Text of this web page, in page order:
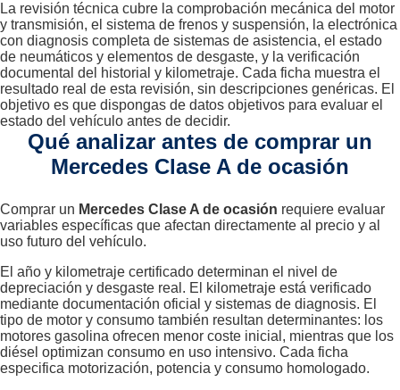
La revisión técnica cubre la comprobación mecánica del motor
y transmisión, el sistema de frenos y suspensión, la electrónica
con diagnosis completa de sistemas de asistencia, el estado
de neumáticos y elementos de desgaste, y la verificación
documental del historial y kilometraje. Cada ficha muestra el
resultado real de esta revisión, sin descripciones genéricas. El
objetivo es que dispongas de datos objetivos para evaluar el
estado del vehículo antes de decidir.
Qué analizar antes de comprar un
Mercedes Clase A de ocasión
Comprar un Mercedes Clase A de ocasión requiere evaluar
variables específicas que afectan directamente al precio y al
uso futuro del vehículo.
El año y kilometraje certificado determinan el nivel de
depreciación y desgaste real. El kilometraje está verificado
mediante documentación oficial y sistemas de diagnosis. El
tipo de motor y consumo también resultan determinantes: los
motores gasolina ofrecen menor coste inicial, mientras que los
diésel optimizan consumo en uso intensivo. Cada ficha
especifica motorización, potencia y consumo homologado.